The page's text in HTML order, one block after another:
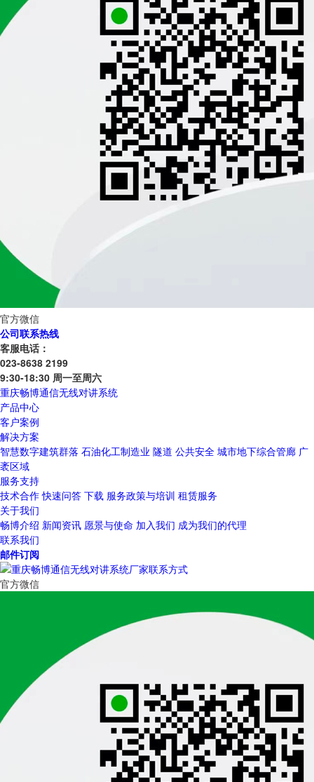
官方微信
公司联系热线
客服电话：
023-8638 2199
9:30-18:30 周一至周六
重庆畅博通信无线对讲系统
产品中心
客户案例
解决方案
智慧数字建筑群落 石油化工制造业 隧道 公共安全 城市地下综合管廊 广
袤区域
服务支持
技术合作 快速问答 下载 服务政策与培训 租赁服务
关于我们
畅博介绍 新闻资讯 愿景与使命 加入我们 成为我们的代理
联系我们
邮件订阅
官方微信